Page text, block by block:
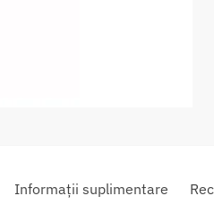
Informații suplimentare